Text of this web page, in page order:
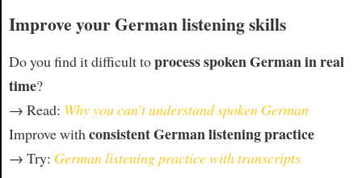
Improve your German listening skills
Do you find it difficult toprocess spoken German in real
time?
→ Read: Why you can't understand spoken German
Improve withconsistent German listening practice
→ Try: German listening practice with transcripts